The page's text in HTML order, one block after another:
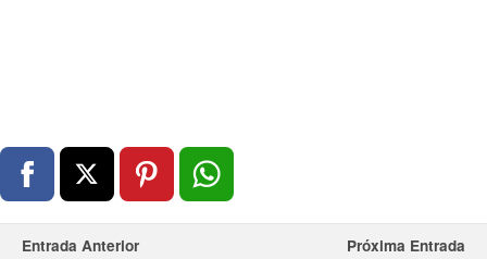
Entrada Anterior Próxima Entrada